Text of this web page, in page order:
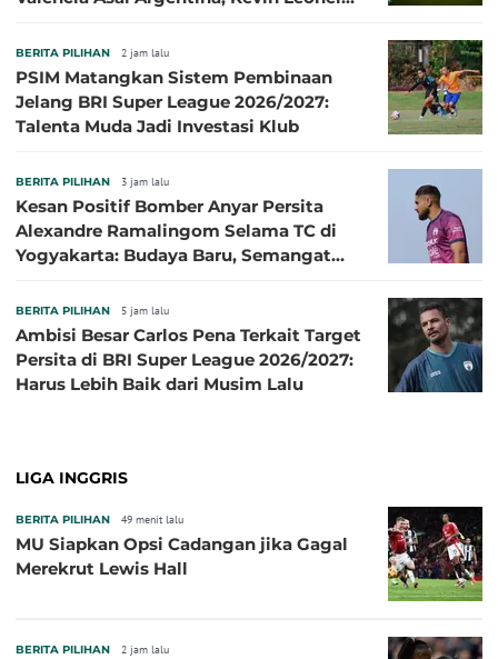
BERITA PILIHAN 2 jam lalu
PSIM Matangkan Sistem Pembinaan
Jelang BRI Super League 2026/2027:
Talenta Muda Jadi Investasi Klub
BERITA PILIHAN 3 jam lalu
Kesan Positif Bomber Anyar Persita
Alexandre Ramalingom Selama TC di
Yogyakarta: Budaya Baru, Semangat
BERITA PILIHAN 5 jam lalu
Ambisi Besar Carlos Pena Terkait Target
Persita di BRI Super League 2026/2027:
Harus Lebih Baik dari Musim Lalu
LIGA INGGRIS
BERITA PILIHAN 49 menit lalu
MU Siapkan Opsi Cadangan jika Gagal
Merekrut Lewis Hall
BERITA PILIHAN 2 jam lalu